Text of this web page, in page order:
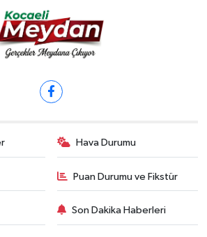
Hava Durumu
Puan Durumu ve Fikstür
Son Dakika Haberleri